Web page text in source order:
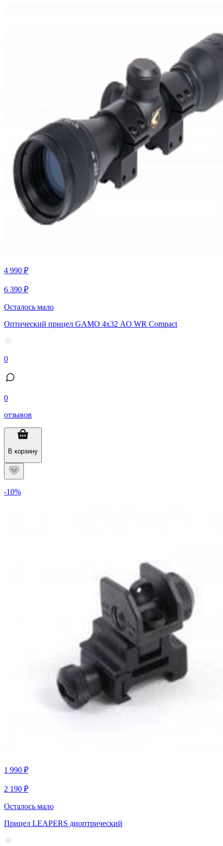
4 990 ₽
6 390 ₽
Осталось мало
Оптический прицел GAMO 4х32 AO WR Compact
0
0
отзывов
В корзину
-10%
1 990 ₽
2 190 ₽
Осталось мало
Прицел LEAPERS диоптрический